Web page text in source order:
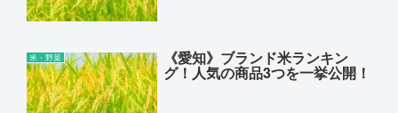
米・野菜 《愛知》ブランド米ランキン
グ！人気の商品3つを一挙公開！